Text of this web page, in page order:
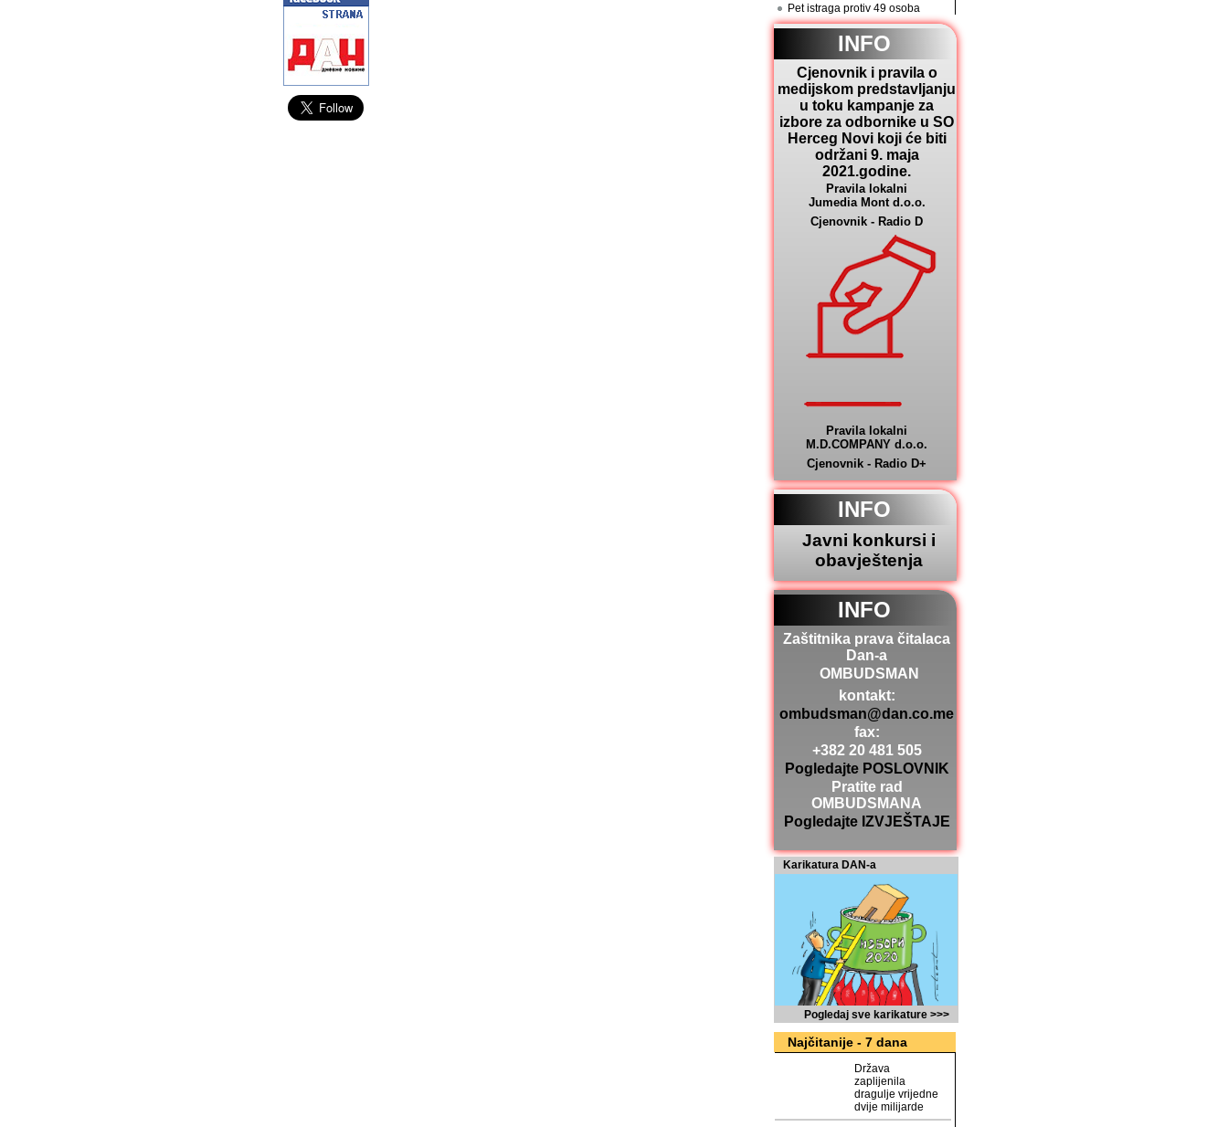
Pet istraga protiv 49 osoba
INFO
Cjenovnik i pravila o
medijskom predstavljanju
u toku kampanje za
izbore za odbornike u SO
Herceg Novi koji će biti
održani 9. maja
2021.godine.
Pravila lokalni
Jumedia Mont d.o.o.
Cjenovnik - Radio D
Pravila lokalni
M.D.COMPANY d.o.o.
Cjenovnik - Radio D+
INFO
Javni konkursi i
obavještenja
INFO
Zaštitnika prava čitalaca
Dan-a
OMBUDSMAN
kontakt:
ombudsman@dan.co.me
fax:
+382 20 481 505
Pogledajte POSLOVNIK
Pratite rad
OMBUDSMANA
Pogledajte IZVJEŠTAJE
Karikatura DAN-a
Pogledaj sve karikature >>>
Najčitanije - 7 dana
Država
zaplijenila
dragulje vrijedne
dvije milijarde